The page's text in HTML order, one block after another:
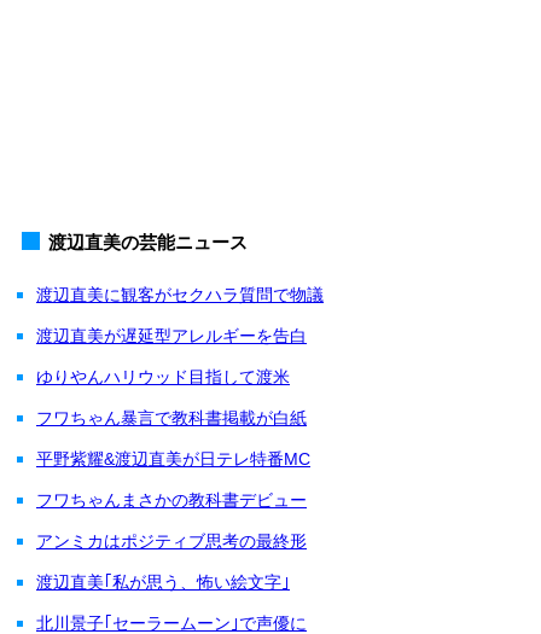
渡辺直美の芸能ニュース
渡辺直美に観客がセクハラ質問で物議
渡辺直美が遅延型アレルギーを告白
ゆりやんハリウッド目指して渡米
フワちゃん暴言で教科書掲載が白紙
平野紫耀&渡辺直美が日テレ特番MC
フワちゃんまさかの教科書デビュー
アンミカはポジティブ思考の最終形
渡辺直美｢私が思う、怖い絵文字｣
北川景子｢セーラームーン｣で声優に